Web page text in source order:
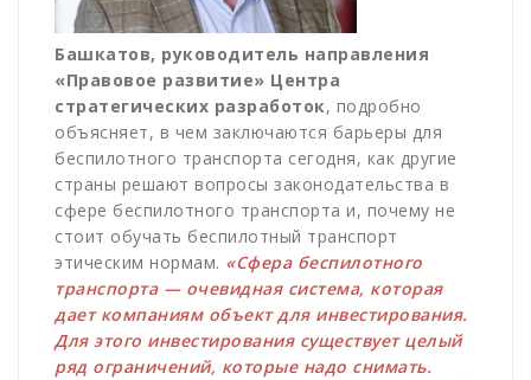
Башкатов, руководитель направления
«Правовое развитие» Центра
стратегических разработок, подробно
объясняет, в чем заключаются барьеры для
беспилотного транспорта сегодня, как другие
страны решают вопросы законодательства в
сфере беспилотного транспорта и, почему не
стоит обучать беспилотный транспорт
этическим нормам. «Сфера беспилотного
транспорта — очевидная система, которая
дает компаниям объект для инвестирования.
Для этого инвестирования существует целый
ряд ограничений, которые надо снимать.